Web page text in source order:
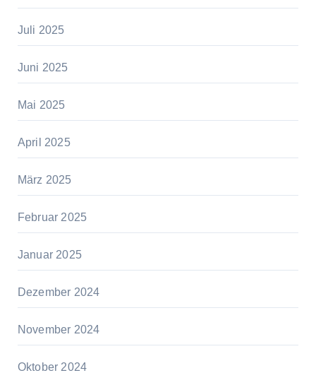
Juli 2025
Juni 2025
Mai 2025
April 2025
März 2025
Februar 2025
Januar 2025
Dezember 2024
November 2024
Oktober 2024